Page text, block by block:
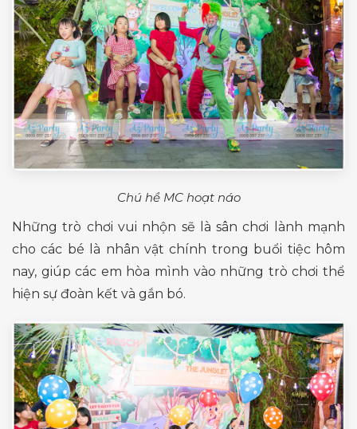
Chú hề MC hoạt náo
Những trò chơi vui nhộn sẽ là sân chơi lành mạnh
cho các bé là nhân vật chính trong buổi tiệc hôm
nay, giúp các em hòa mình vào những trò chơi thể
hiện sự đoàn kết và gắn bó.